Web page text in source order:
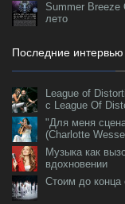
Summer Breeze
лето
Последние интервью
League of
с League Of
"Для меня
(Charlotte
Музыка как
вдохновении
Стоим до конца